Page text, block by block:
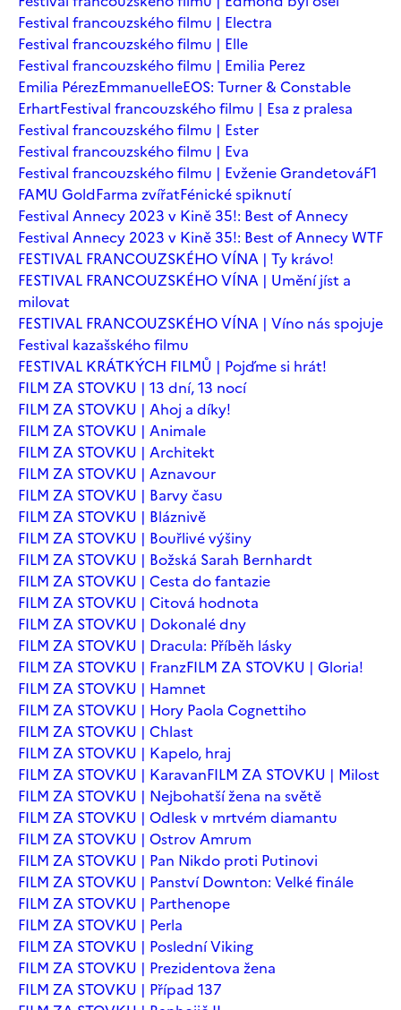
Festival francouzského filmu | Electra
Festival francouzského filmu | Elle
Festival francouzského filmu | Emilia Perez
Emilia PérezEmmanuelleEOS: Turner & Constable
ErhartFestival francouzského filmu | Esa z pralesa
Festival francouzského filmu | Ester
Festival francouzského filmu | Eva
Festival francouzského filmu | Evženie GrandetováF1
FAMU GoldFarma zvířatFénické spiknutí
Festival Annecy 2023 v Kině 35!: Best of Annecy
Festival Annecy 2023 v Kině 35!: Best of Annecy WTF
FESTIVAL FRANCOUZSKÉHO VÍNA | Ty krávo!
FESTIVAL FRANCOUZSKÉHO VÍNA | Umění jíst a
milovat
FESTIVAL FRANCOUZSKÉHO VÍNA | Víno nás spojuje
Festival kazašského filmu
FESTIVAL KRÁTKÝCH FILMŮ | Pojďme si hrát!
FILM ZA STOVKU | 13 dní, 13 nocí
FILM ZA STOVKU | Ahoj a díky!
FILM ZA STOVKU | Animale
FILM ZA STOVKU | Architekt
FILM ZA STOVKU | Aznavour
FILM ZA STOVKU | Barvy času
FILM ZA STOVKU | Bláznivě
FILM ZA STOVKU | Bouřlivé výšiny
FILM ZA STOVKU | Božská Sarah Bernhardt
FILM ZA STOVKU | Cesta do fantazie
FILM ZA STOVKU | Citová hodnota
FILM ZA STOVKU | Dokonalé dny
FILM ZA STOVKU | Dracula: Příběh lásky
FILM ZA STOVKU | FranzFILM ZA STOVKU | Gloria!
FILM ZA STOVKU | Hamnet
FILM ZA STOVKU | Hory Paola Cognettiho
FILM ZA STOVKU | Chlast
FILM ZA STOVKU | Kapelo, hraj
FILM ZA STOVKU | KaravanFILM ZA STOVKU | Milost
FILM ZA STOVKU | Nejbohatší žena na světě
FILM ZA STOVKU | Odlesk v mrtvém diamantu
FILM ZA STOVKU | Ostrov Amrum
FILM ZA STOVKU | Pan Nikdo proti Putinovi
FILM ZA STOVKU | Panství Downton: Velké finále
FILM ZA STOVKU | Parthenope
FILM ZA STOVKU | Perla
FILM ZA STOVKU | Poslední Viking
FILM ZA STOVKU | Prezidentova žena
FILM ZA STOVKU | Případ 137